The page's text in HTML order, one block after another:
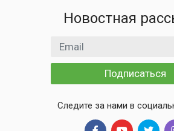
Новостная
Email адрес
Подписаться
Следите за нами в